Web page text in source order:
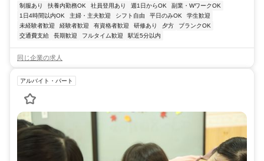
制服あり 扶養内勤務OK 社員登用あり 週1日からOK
副業・WワークOK
1日4時間以内OK
主婦・主夫歓迎 シフト自由 平日のみOK
学生歓迎
未経験者歓迎
経験者歓迎 有資格者歓迎 研修あり 夕方
ブランクOK
交通費支給
長期歓迎 フルタイム歓迎 駅近5分以内
同じ企業の求人
アルバイト・パート